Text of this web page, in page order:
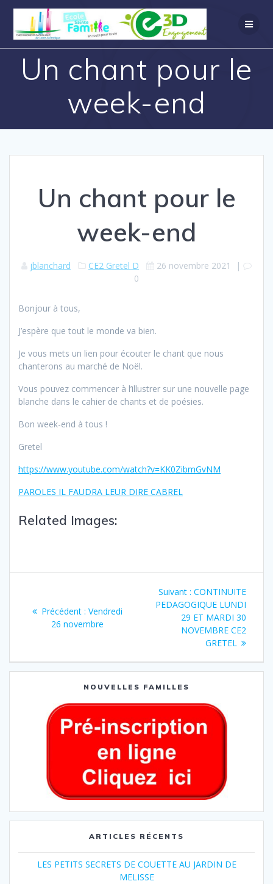
Un chant pour le
week-end
Un chant pour le
week-end
jblanchard CE2 Gretel D 26 novembre 2021
|
0
Bonjour à tous,
J’espère que tout le monde va bien.
Je vous mets un lien pour écouter le chant que nous
chanterons au marché de Noël.
Vous pouvez commencer à l’illustrer sur une nouvelle page
blanche dans le cahier de chants et de poésies.
Bon week-end à tous !
Gretel
https://www.youtube.com/watch?v=KK0ZibmGvNM
PAROLES IL FAUDRA LEUR DIRE CABREL
Related Images:
Précédent : Vendredi
26 novembre
Suivant : CONTINUITE
PEDAGOGIQUE LUNDI
29 ET MARDI 30
NOVEMBRE CE2
GRETEL
NOUVELLES FAMILLES
ARTICLES RÉCENTS
LES PETITS SECRETS DE COUETTE AU JARDIN DE
MELISSE